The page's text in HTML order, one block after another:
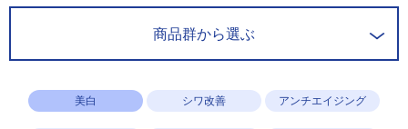
商品群から選ぶ
美白 シワ改善 アンチエイジング